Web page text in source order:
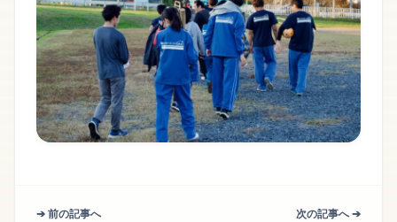
➔ 前の記事へ 次の記事へ ➔